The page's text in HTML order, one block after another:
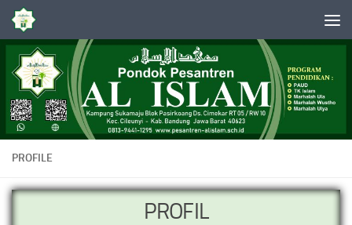
Skip to content
PROFILE
PROFIL